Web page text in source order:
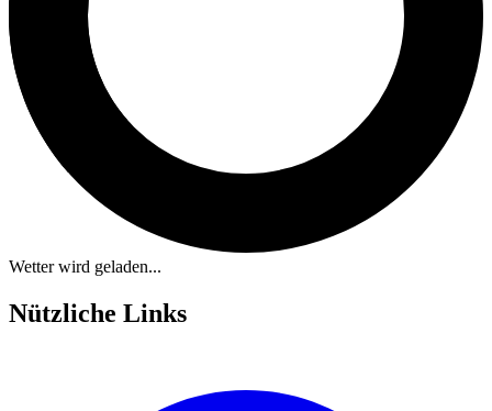
Wetter wird geladen...
Nützliche Links